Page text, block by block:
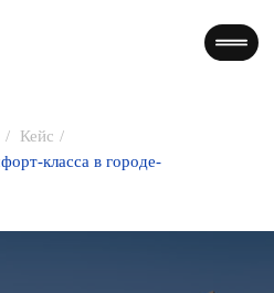
/ Кейс /
класса в городе-